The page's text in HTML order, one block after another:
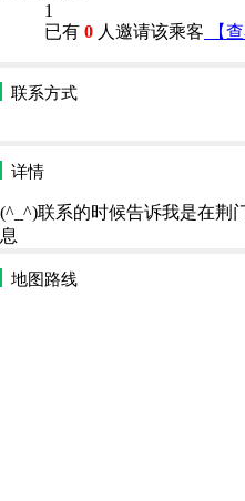
1
已有 0 人邀请该乘客 【
联系方式
详情
(^_^)联系的时候告诉我是在荆
息
地图路线